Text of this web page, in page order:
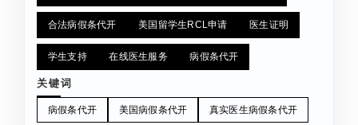
合法病假条代开 美国留学生RCL申请 医生证明
学生支持 在线医生服务 病假条代开
关键词
病假条代开 美国病假条代开 真实医生病假条代开